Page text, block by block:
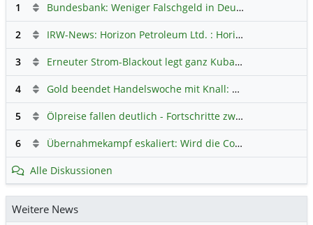
1
Bundesbank: Weniger Falschgeld in Deutschland
2 IRW-News: Horizon Petroleum Ltd. : Horizon Petroleum beginnt mit der Testförderung im Projekt Lachowice in Polen und schließt die Platzierung einer überzeichneten Wandelanleihe ab
3 Erneuter Strom-Blackout legt ganz Kuba lahm
4 Gold beendet Handelswoche mit Knall: Barrick Mining – Ist diese Aktie wieder ein Kauf?
5 Ölpreise fallen deutlich - Fortschritte zwischen USA und Iran belasten
6 Übernahmekampf eskaliert: Wird die Commerzbank italienisch?
Alle Diskussionen
Weitere News